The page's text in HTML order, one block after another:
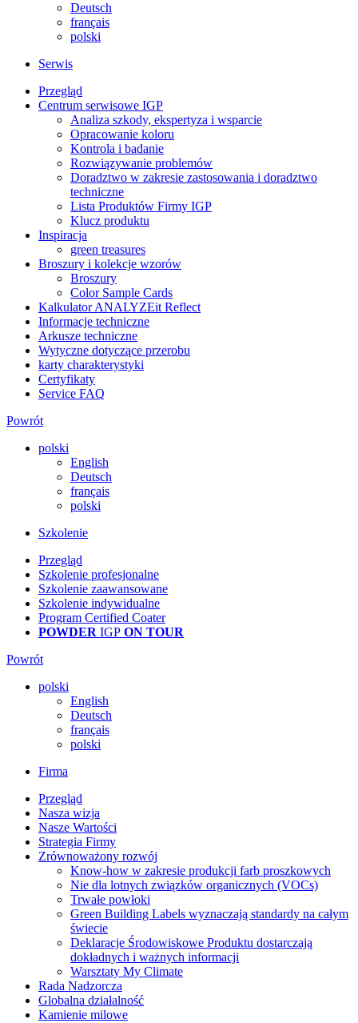
Deutsch
français
polski
Serwis
Przegląd
Centrum serwisowe IGP
Analiza szkody, ekspertyza i wsparcie
Opracowanie koloru
Kontrola i badanie
Rozwiązywanie problemów
Doradztwo w zakresie zastosowania i doradztwo
techniczne
Lista Produktów Firmy IGP
Klucz produktu
Inspiracja
green treasures
Broszury i kolekcje wzorów
Broszury
Color Sample Cards
Kalkulator ANALYZEit Reflect
Informacje techniczne
Arkusze techniczne
Wytyczne dotyczące przerobu
karty charakterystyki
Certyfikaty
Service FAQ
Powrót
polski
English
Deutsch
français
polski
Szkolenie
Przegląd
Szkolenie profesjonalne
Szkolenie zaawansowane
Szkolenie indywidualne
Program Certified Coater
POWDER IGP ON TOUR
Powrót
polski
English
Deutsch
français
polski
Firma
Przegląd
Nasza wizja
Nasze Wartości
Strategia Firmy
Zrównoważony rozwój
Know-how w zakresie produkcji farb proszkowych
Nie dla lotnych związków organicznych (VOCs)
Trwałe powłoki
Green Building Labels wyznaczają standardy na całym
świecie
Deklaracje Środowiskowe Produktu dostarczają
dokładnych i ważnych informacji
Warsztaty My Climate
Rada Nadzorcza
Globalna działalność
Kamienie milowe